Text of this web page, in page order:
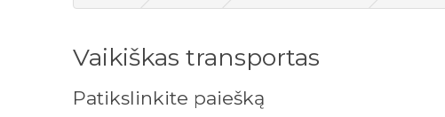
Vaikiškas transportas
Patikslinkite paiešką